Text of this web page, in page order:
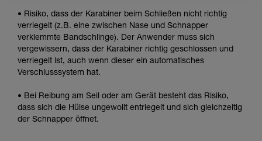
• Risiko, dass der Karabiner beim Schließen nicht richtig
verriegelt (z.B. eine zwischen Nase und Schnapper
verklemmte Bandschlinge). Der Anwender muss sich
vergewissern, dass der Karabiner richtig geschlossen und
verriegelt ist, auch wenn dieser ein automatisches
Verschlusssystem hat.
• Bei Reibung am Seil oder am Gerät besteht das Risiko,
dass sich die Hülse ungewollt entriegelt und sich gleichzeitig
der Schnapper öffnet.